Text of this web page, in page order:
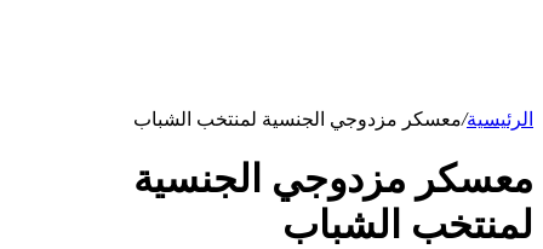
الرئيسية/معسكر مزدوجي الجنسية لمنتخب الشباب
معسكر مزدوجي الجنسية
لمنتخب الشباب